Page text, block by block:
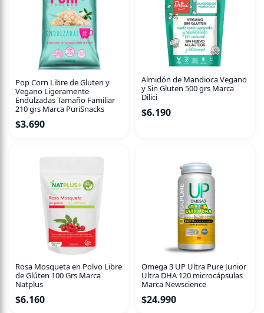
Pop Corn Libre de Gluten y
Vegano Ligeramente
Endulzadas Tamaño Familiar
210 grs Marca PuriSnacks
$3.690
Almidón de Mandioca Vegano
y Sin Gluten 500 grs Marca
Dilici
$6.190
Rosa Mosqueta en Polvo Libre
de Glúten 100 Grs Marca
Natplus
$6.160
Omega 3 UP Ultra Pure Junior
Ultra DHA 120 microcápsulas
Marca Newscience
$24.990